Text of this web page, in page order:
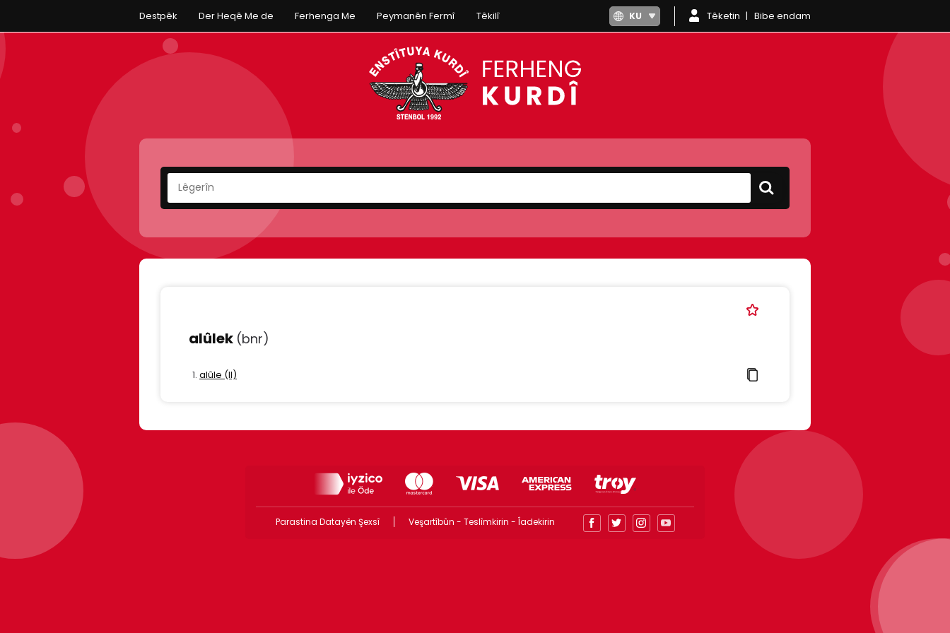
Destpêk Der Heqê Me de Ferhenga Me Peymanên Fermî Têkilî KU Têketin Bibe endam
alûlek (bnr)
alûle (II)
Parastina Datayên Şexsî Veşartîbûn - Teslîmkirin - Îadekirin